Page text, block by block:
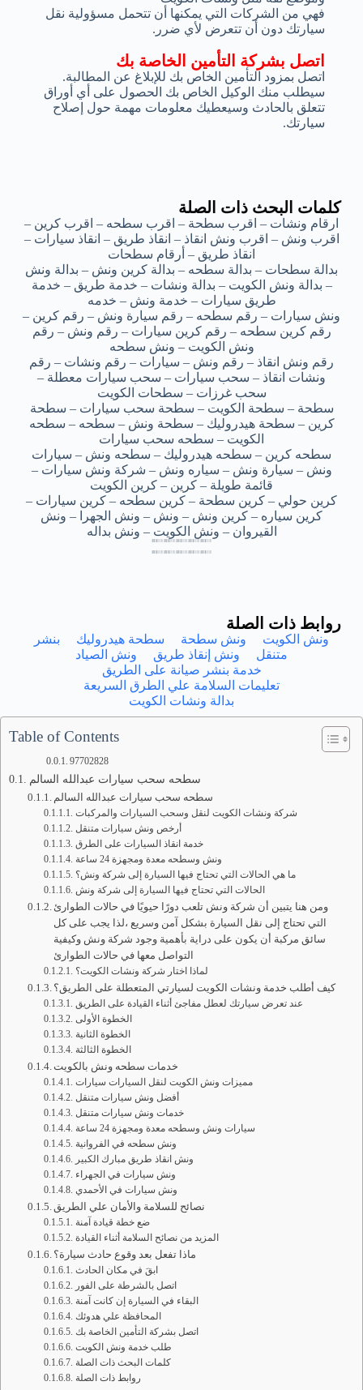
اتصل بشركة التأمين الخاصة بك
اتصل بمزود التأمين الخاص بك للإبلاغ عن المطالبة.
سيطلب منك الوكيل الخاص بك الحصول على أي أوراق
تتعلق بالحادث وسيعطيك معلومات مهمة حول إصلاح
سيارتك.
فهي من الشركات التي يمكنها أن تتحمل مسؤولية نقل
سيارتك دون أن تتعرض لأي ضرر.
كلمات البحث ذات الصلة
ارقام ونشات – اقرب سطحة – اقرب سطحه – اقرب كرين –
اقرب ونش – اقرب ونش انقاذ – انقاذ طريق – انقاذ سيارات –
انقاذ طريق – أرقام سطحات
بدالة سطحات – بدالة سطحه – بدالة كرين ونش – بدالة ونش
– بدالة ونش الكويت – بدالة ونشات – خدمة طريق – خدمة
طريق سيارات – خدمة ونش – خدمه
ونش سيارات – رقم سطحه – رقم سيارة ونش – رقم كرين –
رقم كرين سطحه – رقم كرين سيارات – رقم ونش – رقم
ونش الكويت – ونش سطحه
رقم ونش انقاذ – رقم ونش – سيارات – رقم ونشات – رقم
ونشات انقاذ – سحب سيارات – سحب سيارات معطلة –
سحب غرزات – سطحات الكويت
سطحة – سطحة الكويت – سطحة سحب سيارات – سطحة
كرين – سطحة هيدروليك – سطحة ونش – سطحه – سطحه
الكويت – سطحه سحب سيارات
سطحه كرين – سطحه هيدروليك – سطحه ونش – سيارات
ونش – سيارة ونش – سياره ونش – شركة ونش سيارات –
قائمة طويلة – كرين – كرين الكويت
كرين حولي – كرين سطحة – كرين سطحه – كرين سيارات –
كرين سياره – كرين ونش – ونش – ونش الجهرا – ونش
القيروان – ونش الكويت – ونش بداله
روابط ذات الصلة
ونش الكويت ونش سطحة سطحة هيدروليك
بنشر
متنقل
ونش إنقاذ طريق
ونش الصياد
خدمة بنشر صيانة على الطريق
تعليمات السلامة علي الطرق السريعة
بدالة ونشات الكويت
Table of Contents
97702828
سطحه سحب سيارات عبدالله السالم
سطحه سحب سيارات عبدالله السالم
شركة ونشات الكويت لنقل وسحب السيارات والمركبات
أرخص ونش سيارات متنقل
خدمة انقاذ السيارات على الطرق
ونش وسطحه معدة ومجهزة 24 ساعة
ما هي الحالات التي تحتاج فيها السيارة إلى شركة ونش؟
الحالات التي تحتاج فيها السيارة إلى شركة ونش
ومن هنا يتبين أن شركة ونش تلعب دورًا حيويًا في حالات الطوارئ
التي تحتاج إلى نقل السيارة بشكل آمن وسريع ،لذا يجب على كل
سائق مركبة أن يكون على دراية بأهمية وجود شركة ونش وكيفية
التواصل معها في حالات الطوارئ
لماذا اختار شركة ونشات الكويت؟
كيف أطلب خدمة ونشات الكويت لسيارتي المتعطلة على الطريق؟
عند تعرض سيارتك لعطل مفاجئ أثناء القيادة على الطريق
الخطوة الأولى
الخطوة الثانية
الخطوة الثالثة
خدمات سطحه ونش بالكويت
مميزات ونش الكويت لنقل السيارات سيارات
أفضل ونش سيارات متنقل
خدمات ونش سيارات متنقل
سيارات ونش وسطحه معدة ومجهزة 24 ساعة
ونش سطحه في الفروانية
ونش انقاذ طريق مبارك الكبير
ونش سيارات في الجهراء
ونش سيارات في الأحمدي
نصائح للسلامة والأمان علي الطريق
ضع خطة قيادة آمنة
المزيد من نصائح السلامة أثناء القيادة
ماذا تفعل بعد وقوع حادث سيارة؟
ابقَ في مكان الحادث
اتصل بالشرطة على الفور
البقاء في السيارة إن كانت آمنة
المحافظة علي هدوئك
اتصل بشركة التأمين الخاصة بك
طلب خدمة ونش الكويت
كلمات البحث ذات الصلة
روابط ذات الصلة